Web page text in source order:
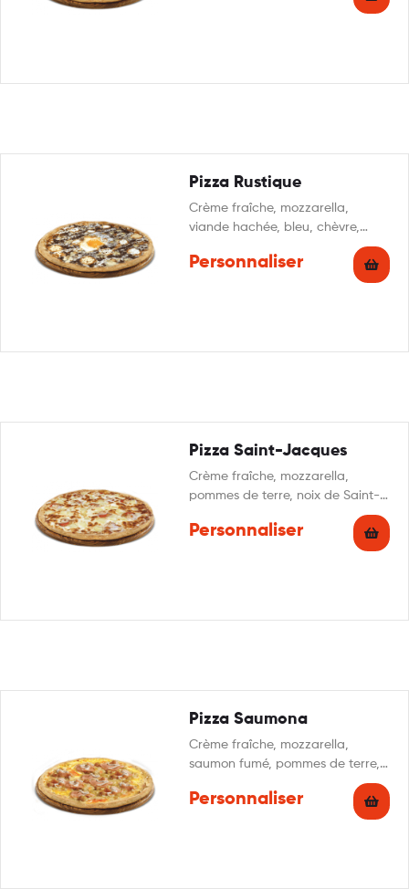
Pizza Rustique
Crème fraîche, mozzarella,
viande hachée, bleu, chèvre,
Personnaliser
Pizza Saint-Jacques
Crème fraîche, mozzarella,
pommes de terre, noix de Saint-
Personnaliser
Pizza Saumona
Crème fraîche, mozzarella,
saumon fumé, pommes de terre,
boursin, champignons, citron,
persillade
Personnaliser